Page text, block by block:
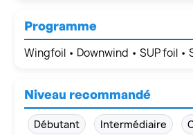
Programme
Wingfoil • Downwind • SUP foil •
Niveau recommandé
Débutant Intermédiaire